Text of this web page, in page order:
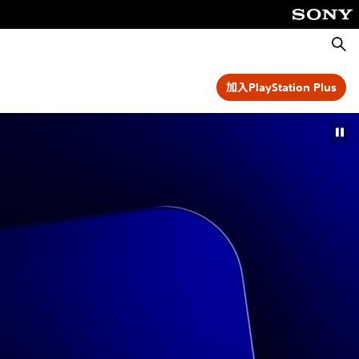
搜
尋
加入PlayStation Plus